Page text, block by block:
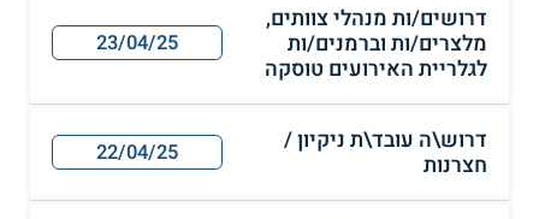
דרושים/ות מנהלי צוותים,
מלצרים/ות וברמנים/ות
לגלריית האירועים טוסקה
23/04/25
דרוש\ה עובד\ת ניקיון /
חצרנות
22/04/25